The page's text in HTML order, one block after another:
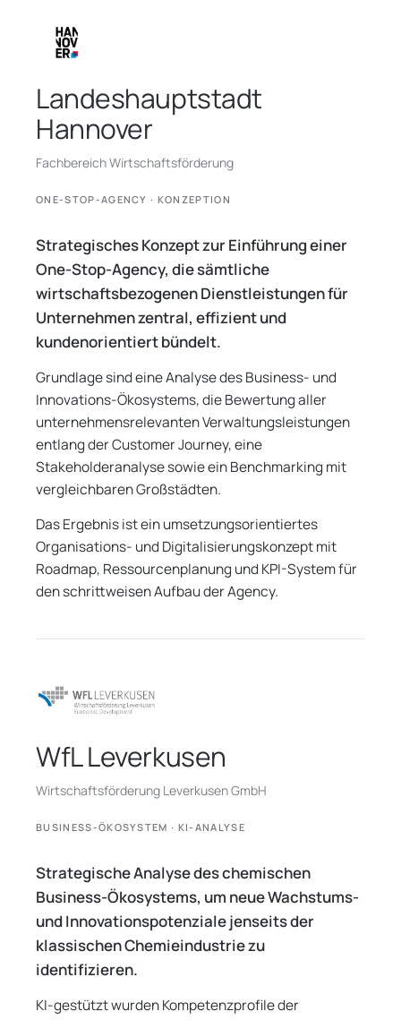
Landeshauptstadt
Hannover
Fachbereich Wirtschaftsförderung
ONE-STOP-AGENCY · KONZEPTION
Strategisches Konzept zur Einführung einer
One-Stop-Agency, die sämtliche
wirtschaftsbezogenen Dienstleistungen für
Unternehmen zentral, effizient und
kundenorientiert bündelt.
Grundlage sind eine Analyse des Business- und
Innovations-Ökosystems, die Bewertung aller
unternehmensrelevanten Verwaltungsleistungen
entlang der Customer Journey, eine
Stakeholderanalyse sowie ein Benchmarking mit
vergleichbaren Großstädten.
Das Ergebnis ist ein umsetzungsorientiertes
Organisations- und Digitalisierungskonzept mit
Roadmap, Ressourcenplanung und KPI-System für
den schrittweisen Aufbau der Agency.
WfL Leverkusen
Wirtschaftsförderung Leverkusen GmbH
BUSINESS-ÖKOSYSTEM · KI-ANALYSE
Strategische Analyse des chemischen
Business-Ökosystems, um neue Wachstums-
und Innovationspotenziale jenseits der
klassischen Chemieindustrie zu
identifizieren.
KI-gestützt wurden Kompetenzprofile der